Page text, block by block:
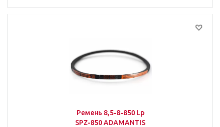
Ремень 8,5-8-850 Lp
SPZ-850 ADAMANTIS